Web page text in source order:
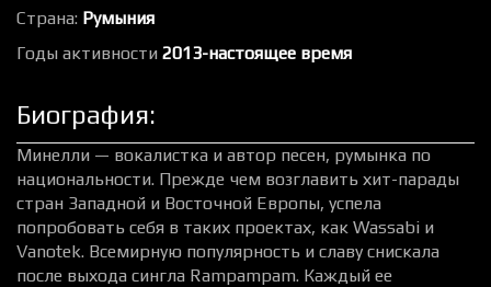
Страна: Румыния
Годы активности 2013-настоящее время
Биография:
Минелли — вокалистка и автор песен, румынка по
национальности. Прежде чем возглавить хит-парады
стран Западной и Восточной Европы, успела
попробовать себя в таких проектах, как Wassabi и
Vanotek. Всемирную популярность и славу снискала
после выхода сингла Rampampam. Каждый ее